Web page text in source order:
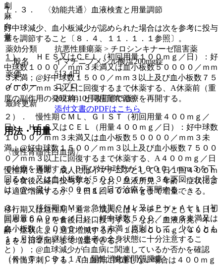
７．３． 〈効能共通〉血液検査と用量調節
好中球減少、血小板減少が認められた場合は次を参考に投与
量を調節すること〔８．４、１１．１．１参照〕。
１）． ＨＥＳ又はＣＥＬ（初回用量１００ｍｇ／日）：好
中球数１０００／ｍｍ３未満又は血小板数５００００／ｍｍ
３未満；@好中球数１５００／ｍｍ３以上及び血小板数７５
０００／ｍｍ３以上に回復するまで休薬する、A休薬前（重
度の副作用の発現前）と同用量で治療を再開する。
２）． 慢性期ＣＭＬ、ＧＩＳＴ（初回用量４００ｍｇ／
日）、ＨＥＳ又はＣＥＬ（用量４００ｍｇ／日）：好中球数
１０００／ｍｍ３未満又は血小板数５００００／ｍｍ３未
満；@好中球数１５００／ｍｍ３以上及び血小板数７５００
０／ｍｍ３以上に回復するまで休薬する、A４００ｍｇ／日
で治療を再開する、B再び好中球数が１０００／ｍｍ３を下
回るか、又は血小板数が５００００／ｍｍ３を下回った場合
は、@へ戻り、３００ｍｇ／日で治療を再開する。
３）． 移行期ＣＭＬ、急性期ＣＭＬ又はＰｈ＋ＡＬＬ（初
回用量６００ｍｇ／日）：好中球数５００／ｍｍ３未満又は
血小板数１００００／ｍｍ３未満（原則として、少なくとも
１ヵ月治療を継続後（患者の全身状態に十分注意するこ
と））；@血球減少が白血病に関連しているか否かを確認
（骨髄穿刺）する、A白血病に関連しない場合は４００ｍｇ
劇
麻
向
覚
薬効分類
抗悪性腫瘍薬 > チロシンキナーゼ阻害薬
一般名
イマチニブメシル酸塩200mg錠
薬価
513.4円
メーカー
ニプロ
最終更新
2023年10月改訂(第5版)
添付文書のPDFはこちら
用法・用量
〈慢性骨髄性白血病〉
慢性期：通常、成人にはイマチニブとして１日１回４００ｍ
ｇを食後に経口投与する。なお、血液所見、年齢・症状によ
り適宜増減するが、１日１回６００ｍｇまで増量できる。
移行期又は急性期：通常、成人にはイマチニブとして１日１
回６００ｍｇを食後に経口投与する。なお、血液所見、年
齢・症状により適宜増減するが、１日８００ｍｇ（４００ｍ
ｇを１日２回）まで増量できる。
〈ＫＩＴ（ＣＤ１１７）陽性消化管間質腫瘍〉